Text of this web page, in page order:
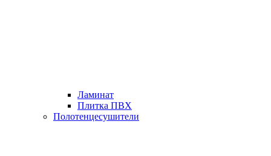
Ламинат
Плитка ПВХ
Полотенцесушители